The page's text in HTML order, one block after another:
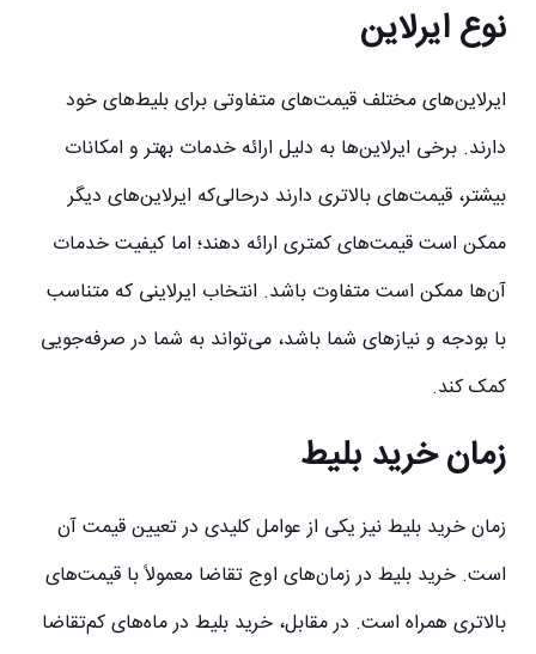
نوع ایرلاین
ایرلاین‌های مختلف قیمت‌های متفاوتی برای بلیط‌های خود
دارند. برخی ایرلاین‌ها به دلیل ارائه خدمات بهتر و امکانات
بیشتر، قیمت‌های بالاتری دارند درحالی‌که ایرلاین‌های دیگر
ممکن است قیمت‌های کمتری ارائه دهند؛ اما کیفیت خدمات
آن‌ها ممکن است متفاوت باشد. انتخاب ایرلاینی که متناسب
با بودجه و نیازهای شما باشد، می‌تواند به شما در صرفه‌جویی
کمک کند.
زمان خرید بلیط
زمان خرید بلیط نیز یکی از عوامل کلیدی در تعیین قیمت آن
است. خرید بلیط در زمان‌های اوج تقاضا معمولاً با قیمت‌های
بالاتری همراه است. در مقابل، خرید بلیط در ماه‌های کم‌تقاضا